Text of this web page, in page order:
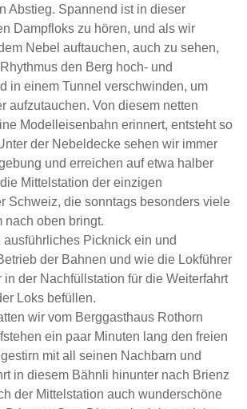
Abstieg. Spannend ist in dieser
Dampfloks zu hören, und als wir
Nebel auftauchen, auch zu sehen,
den Berg hoch- und
in einem Tunnel verschwinden, um
aufzutauchen. Von diesem netten
Modelleisenbahn erinnert, entsteht so
der Nebeldecke sehen wir immer
und erreichen auf etwa halber
Mittelstation der einzigen
Schweiz, die sonntags besonders viele
nach oben bringt.
Picknick ein und
der Bahnen und wie die Lokführer
der Nachfüllstation für die Weiterfahrt
Loks befüllen.
wir vom Berggasthaus Rothorn
ein paar Minuten lang den freien
mit all seinen Nachbarn und
in diesem Bähnli hinunter nach Brienz
der Mittelstation auch wunderschöne